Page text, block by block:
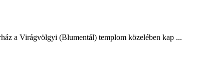
a Virágvölgyi (Blumentál) templom közelében kap ...